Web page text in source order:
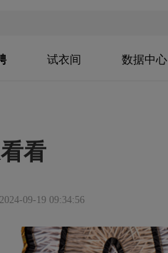
试衣间 数据中心
看
09-19 09:34:56